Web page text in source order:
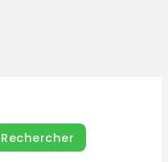
Rechercher